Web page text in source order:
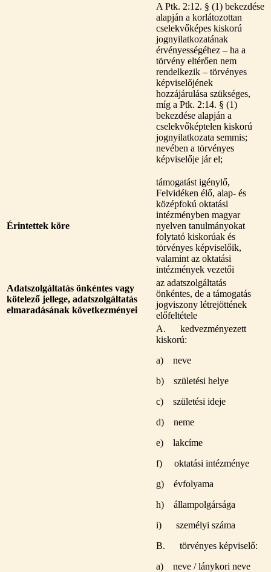
A Ptk. 2:12. § (1) bekezdése
alapján a korlátozottan
cselekvőképes kiskorú
jognyilatkozatának
érvényességéhez – ha a
törvény eltérően nem
rendelkezik – törvényes
képviselőjének
hozzájárulása szükséges,
míg a Ptk. 2:14. § (1)
bekezdése alapján a
cselekvőképtelen kiskorú
jognyilatkozata semmis;
nevében a törvényes
képviselője jár el;
Érintettek köre
támogatást igénylő,
Felvidéken élő, alap- és
középfokú oktatási
intézményben magyar
nyelven tanulmányokat
folytató kiskorúak és
törvényes képviselőik,
valamint az oktatási
intézmények vezetői
Adatszolgáltatás önkéntes vagy
kötelező jellege, adatszolgáltatás
elmaradásának következményei
az adatszolgáltatás
önkéntes, de a támogatás
jogviszony létrejöttének
előfeltétele
A. kedvezményezett
kiskorú:
a) neve
b) születési helye
c) születési ideje
d) neme
e) lakcíme
f) oktatási intézménye
g) évfolyama
h) állampolgársága
i) személyi száma
B. törvényes képviselő:
a) neve / lánykori neve